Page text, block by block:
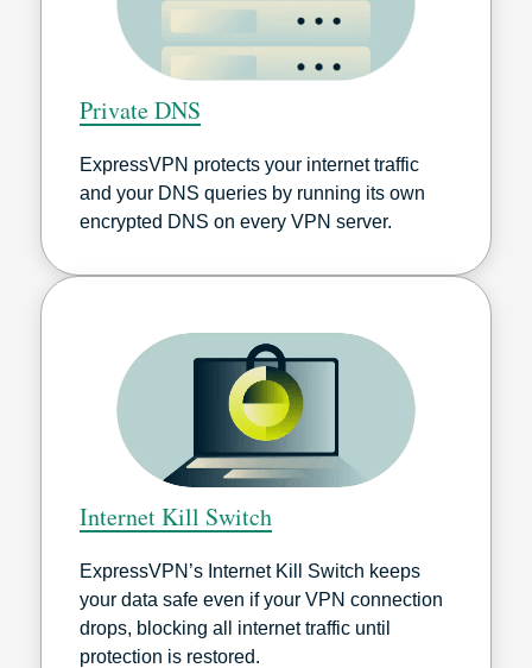
Private DNS
ExpressVPN protects your internet traffic
and your DNS queries by running its own
encrypted DNS on every VPN server.
Internet Kill Switch
ExpressVPN’s Internet Kill Switch keeps
your data safe even if your VPN connection
drops, blocking all internet traffic until
protection is restored.